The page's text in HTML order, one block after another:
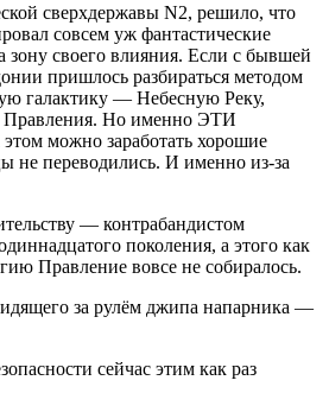
сверхдержавы N2, решило, что
совсем уж фантастические
зону своего влияния. Если с бывшей
пришлось разбираться методом
галактику — Небесную Реку,
Правления. Но именно ЭТИ
можно заработать хорошие
не переводились. И именно из-за
— контрабандистом
поколения, а этого как
Правление вовсе не собиралось.
за рулём джипа напарника —
сейчас этим как раз